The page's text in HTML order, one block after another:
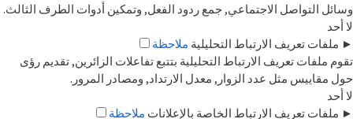
وسائل التواصل الاجتماعي, جمع ردود الفعل, وتمكين أدوات الطرف الثالث.
لا أحد
► ملفات تعريف الارتباط التحليلية ملاحظة
تقوم ملفات تعريف الارتباط التحليلية بتتبع تفاعلات الزائرين, تقديم رؤى
حول مقاييس مثل عدد الزوار, معدل الارتداد, ومصادر المرور.
لا أحد
► ملفات تعريف الارتباط الخاصة بالإعلانات ملاحظة